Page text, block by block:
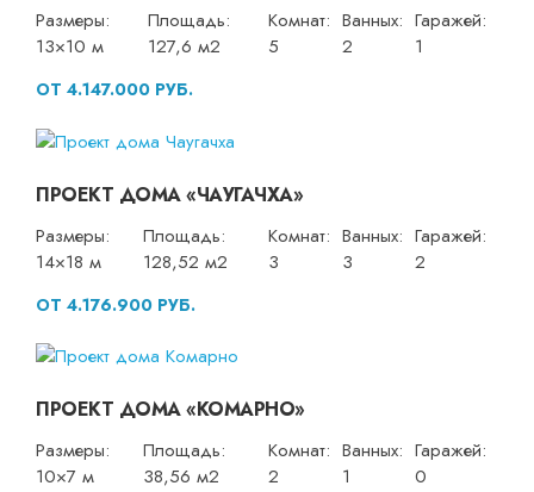
Размеры:
13×10 м
Площадь:
127,6 м2
Комнат:
5
Ванных:
2
Гаражей:
1
ОТ 4.147.000 РУБ.
ПРОЕКТ ДОМА «ЧАУГАЧХА»
Размеры:
14×18 м
Площадь:
128,52 м2
Комнат:
3
Ванных:
3
Гаражей:
2
ОТ 4.176.900 РУБ.
ПРОЕКТ ДОМА «КОМАРНО»
Размеры:
10×7 м
Площадь:
38,56 м2
Комнат:
2
Ванных:
1
Гаражей:
0